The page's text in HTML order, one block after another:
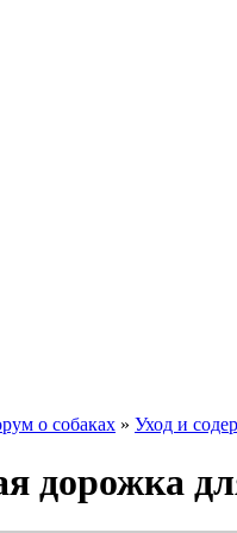
о собаках » Уход и
дорожка